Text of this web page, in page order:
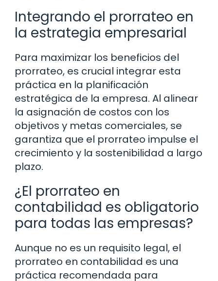
Integrando el prorrateo en
la estrategia empresarial
Para maximizar los beneficios del
prorrateo, es crucial integrar esta
práctica en la planificación
estratégica de la empresa. Al alinear
la asignación de costos con los
objetivos y metas comerciales, se
garantiza que el prorrateo impulse el
crecimiento y la sostenibilidad a largo
plazo.
¿El prorrateo en
contabilidad es obligatorio
para todas las empresas?
Aunque no es un requisito legal, el
prorrateo en contabilidad es una
práctica recomendada para